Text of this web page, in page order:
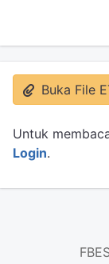
Buka File
Untuk
Login.